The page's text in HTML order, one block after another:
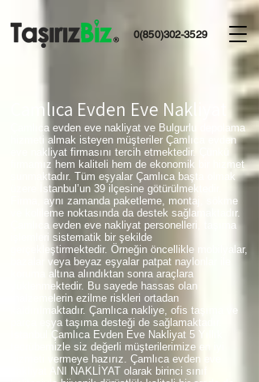
0(850)302-3529
Çamlıca Evden Eve Nakliyat
Çamlıca evden eve nakliyat ve Bulgurlu depolama
hizmeti almak isteyen müşteriler Çamlıca evden
eve nakliyat firmasını tercih etmektedir. Çünkü
firmamız hem kaliteli hem de ekonomik bir hizmet
sunmaktadır. Tüm eşyalar Çamlıca başta olmak
üzere İstanbul’un 39 ilçesine götürülmektedir.
Firma, aynı zamanda paketleme, montaj, sökme
ve kolileme noktasında da destek sağlamaktadır.
Çamlıca evden eve nakliyat personelleri, taşıma
işlemleri sistematik bir şekilde
gerçekleştirmektedir. Örneğin öncellikle mobilyalar,
bazalar veya beyaz eşyalar patpat naylonlar ile
koruma altına alındıktan sonra araçlara
yüklenmektedir. Bu sayede hassas olan
malzemelerin ezilme riskleri ortadan
kaldırılmaktadır. Çamlıca nakliye, ofis taşıma ve
parça eşya taşıma desteği de sağlamaktadır.
İstanbul Çamlıca Evden Eve Nakliyat 5 Yıllık
tecrübemizle siz değerli müşterilerimize en iyi
hizmeti vermeye hazırız. Çamlıca evden eve
nakliyat ANI NAKLİYAT olarak birinci sınıf